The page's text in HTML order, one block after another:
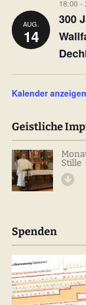
AUG.
14
18:00 -
300
Kalender anzeigen
Geistliche
Stille
Spenden